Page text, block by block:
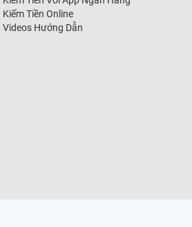
Kiếm Tiền Online
Videos Hướng Dẫn